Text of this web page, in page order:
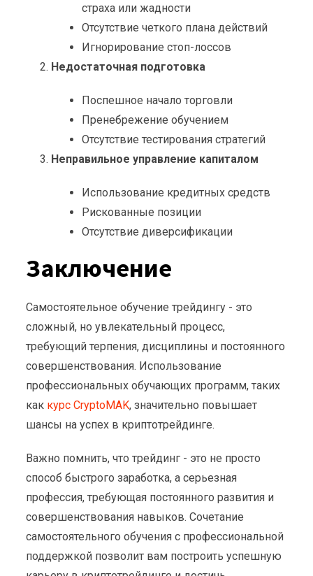
страха или жадности
Отсутствие четкого плана действий
Игнорирование стоп-лоссов
Недостаточная подготовка
Поспешное начало торговли
Пренебрежение обучением
Отсутствие тестирования стратегий
Неправильное управление капиталом
Использование кредитных средств
Рискованные позиции
Отсутствие диверсификации
Заключение
Самостоятельное обучение трейдингу - это
сложный, но увлекательный процесс,
требующий терпения, дисциплины и постоянного
совершенствования. Использование
профессиональных обучающих программ, таких
как курс CryptoMAK, значительно повышает
шансы на успех в криптотрейдинге.
Важно помнить, что трейдинг - это не просто
способ быстрого заработка, а серьезная
профессия, требующая постоянного развития и
совершенствования навыков. Сочетание
самостоятельного обучения с профессиональной
поддержкой позволит вам построить успешную